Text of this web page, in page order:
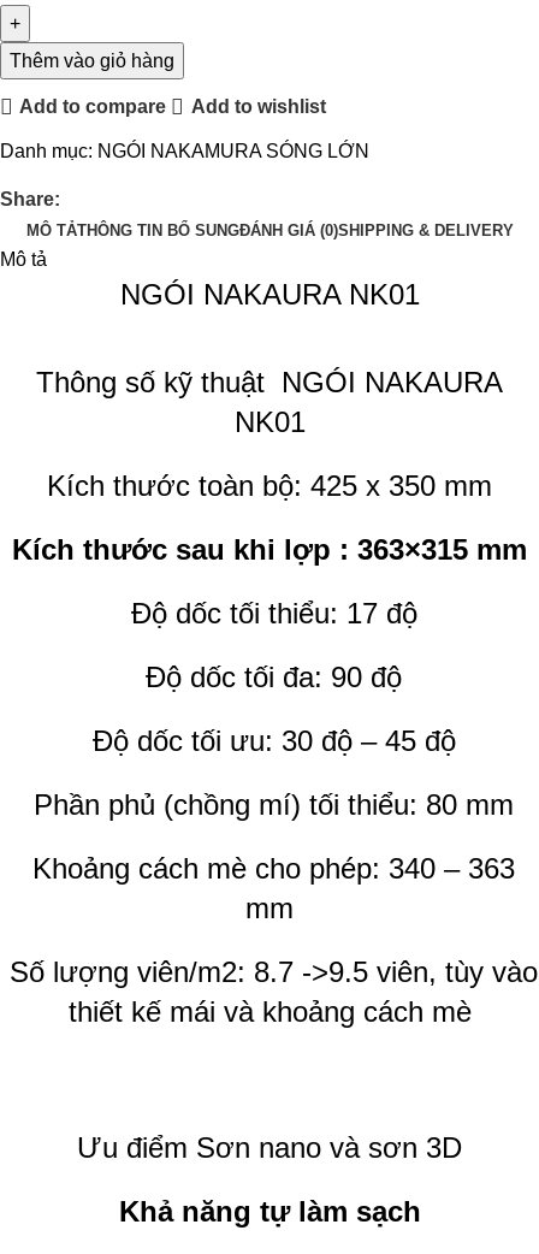
Thêm vào giỏ hàng
Add to compare Add to wishlist
Danh mục: NGÓI NAKAMURA SÓNG LỚN
Share:
MÔ TẢTHÔNG TIN BỔ SUNGĐÁNH GIÁ (0)SHIPPING & DELIVERY
Mô tả
NGÓI NAKAURA NK01
Thông số kỹ thuật NGÓI NAKAURA
NK01
Kích thước toàn bộ: 425 x 350 mm
Kích thước sau khi lợp : 363×315 mm
Độ dốc tối thiểu: 17 độ
Độ dốc tối đa: 90 độ
Độ dốc tối ưu: 30 độ – 45 độ
Phần phủ (chồng mí) tối thiểu: 80 mm
Khoảng cách mè cho phép: 340 – 363
mm
Số lượng viên/m2: 8.7 ->9.5 viên, tùy vào
thiết kế mái và khoảng cách mè
Ưu điểm Sơn nano và sơn 3D
Khả năng tự làm sạch